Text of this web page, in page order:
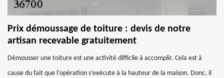
Prix démoussage de toiture : devis de notre
artisan recevable gratuitement
Démousser une toiture est une activité difficile à accomplir. Cela est à
cause du fait que l’opération s’exécute à la hauteur de la maison. Donc, il